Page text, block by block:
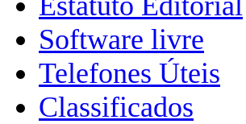
Software livre
Telefones Úteis
Classificados